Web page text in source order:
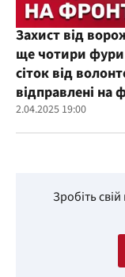
Захист від
ще чотири
сіток від
відправлені на
2.04.2025 19:00
Зробіть